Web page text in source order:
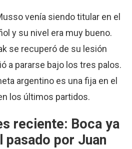
venía siendo titular en el
y su nivel era muy bueno.
se recuperó de su lesión
a pararse bajo los tres palos.
argentino es una fija en el
los últimos partidos.
reciente: Boca ya
pasado por Juan